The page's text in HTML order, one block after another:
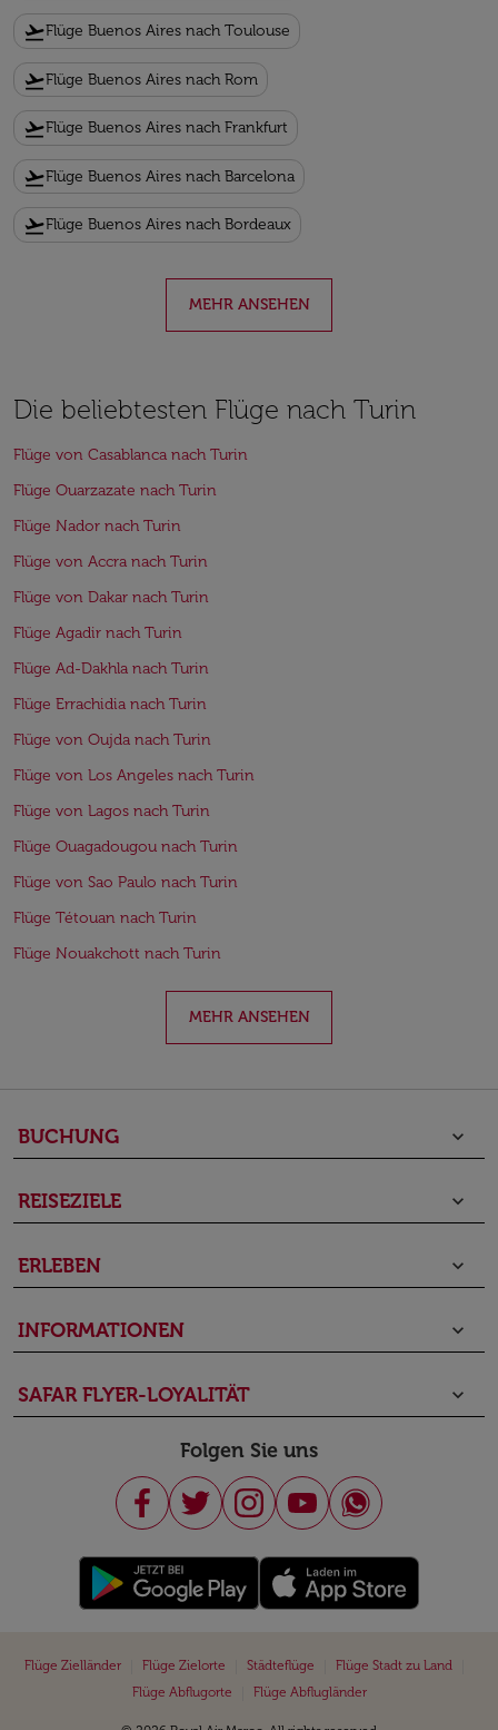
flight_takeoffFlüge Buenos Aires nach Toulouse
flight_takeoffFlüge Buenos Aires nach Rom
flight_takeoffFlüge Buenos Aires nach Frankfurt
flight_takeoffFlüge Buenos Aires nach Barcelona
flight_takeoffFlüge Buenos Aires nach Bordeaux
MEHR ANSEHEN
Die beliebtesten Flüge nach Turin
Flüge von Casablanca nach Turin
Flüge Ouarzazate nach Turin
Flüge Nador nach Turin
Flüge von Accra nach Turin
Flüge von Dakar nach Turin
Flüge Agadir nach Turin
Flüge Ad-Dakhla nach Turin
Flüge Errachidia nach Turin
Flüge von Oujda nach Turin
Flüge von Los Angeles nach Turin
Flüge von Lagos nach Turin
Flüge Ouagadougou nach Turin
Flüge von Sao Paulo nach Turin
Flüge Tétouan nach Turin
Flüge Nouakchott nach Turin
MEHR ANSEHEN
BUCHUNG keyboard_arrow_down
REISEZIELE keyboard_arrow_down
ERLEBEN keyboard_arrow_down
INFORMATIONEN keyboard_arrow_down
SAFAR FLYER-LOYALITÄT keyboard_arrow_down
Folgen Sie uns
Flüge Zielländer Flüge Zielorte Städteflüge Flüge Stadt zu Land
Flüge Abflugorte
Flüge Abflugländer